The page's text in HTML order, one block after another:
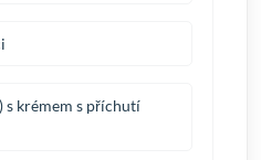
s krémem s příchutí